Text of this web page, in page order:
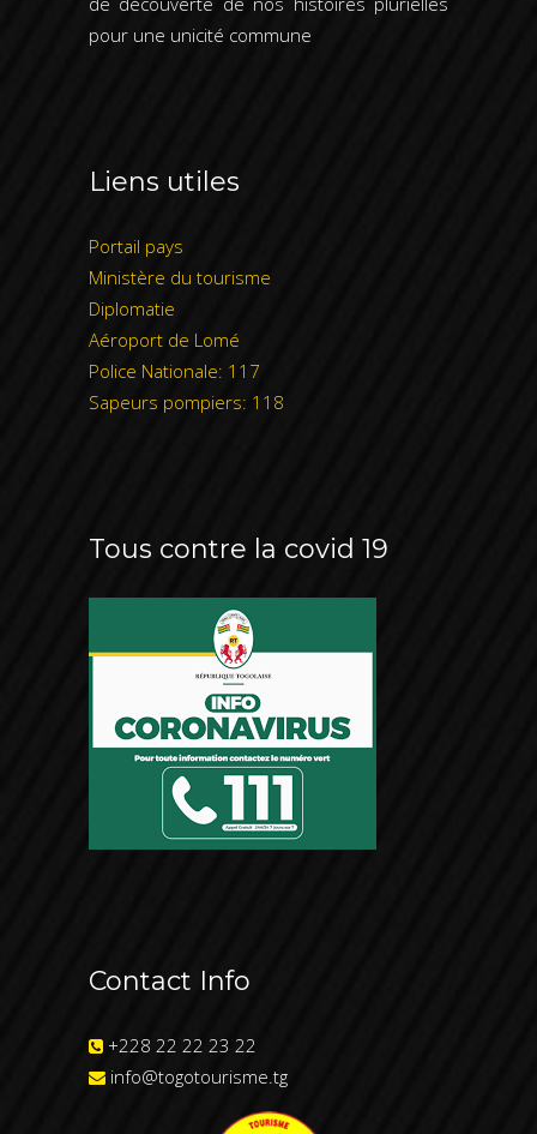
pour une unicité commune
Liens utiles
Portail pays
Ministère du tourisme
Diplomatie
Aéroport de Lomé
Police Nationale: 117
Sapeurs pompiers: 118
Tous contre la covid 19
Contact Info
+228 22 22 23 22
info@togotourisme.tg